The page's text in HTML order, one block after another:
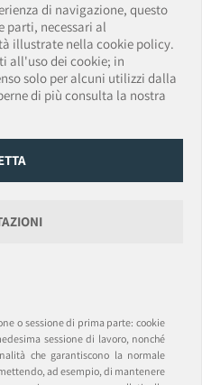
POLICY
Italia
01917540518 • Data iscrizione Registro
ISVAP n. 2595 del
Inc. (AFSI).
14 • 20121 Milano
D02 VP48 (Registered Office)
Email:milan@amtrustgroup.com
P.I. 09477630967 R.I. Milano • REA
di navigazione, questo
parti, necessari al
illustrate nella cookie policy.
all'uso dei cookie; in
solo per alcuni utilizzi dalla
di più consulta la nostra
o sessione di prima parte: cookie
sessione di lavoro, nonché
che garantiscono la normale
ad esempio, di mantenere